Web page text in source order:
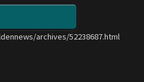
archives/52238687.html